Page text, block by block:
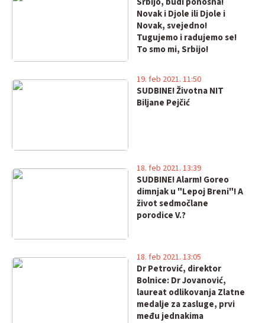
Novak i Djole ili Djole i
Novak, svejedno!
Tugujemo i radujemo se!
To smo mi, Srbijo!
SUDBINE! Životna NIT
Biljane Pejčić
19. feb 2021. 11:50
SUDBINE! Alarm! Goreo
dimnjak u "Lepoj Breni"! A
život sedmočlane
porodice V.?
18. feb 2021. 13:39
Dr Petrović, direktor
Bolnice: Dr Jovanović,
laureat odlikovanja Zlatne
medalje za zasluge, prvi
među jednakima
18. feb 2021. 13:05